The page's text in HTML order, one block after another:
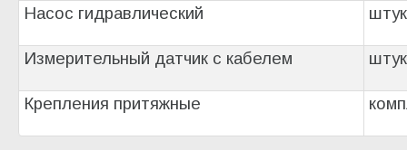
Насос гидравлический штук
Измерительный датчик с кабелем штук
Крепления притяжные